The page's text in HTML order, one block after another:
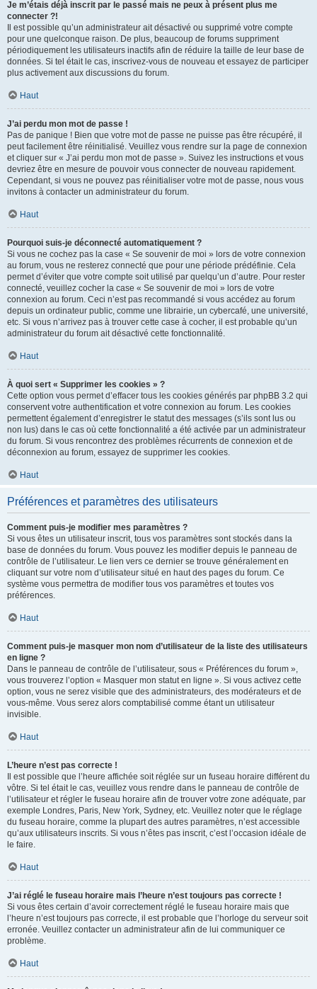
Je m’étais déjà inscrit par le passé mais ne peux à présent plus me
connecter ?!
Il est possible qu’un administrateur ait désactivé ou supprimé votre compte
pour une quelconque raison. De plus, beaucoup de forums suppriment
périodiquement les utilisateurs inactifs afin de réduire la taille de leur base de
données. Si tel était le cas, inscrivez-vous de nouveau et essayez de participer
plus activement aux discussions du forum.
Haut
J’ai perdu mon mot de passe !
Pas de panique ! Bien que votre mot de passe ne puisse pas être récupéré, il
peut facilement être réinitialisé. Veuillez vous rendre sur la page de connexion
et cliquer sur « J’ai perdu mon mot de passe ». Suivez les instructions et vous
devriez être en mesure de pouvoir vous connecter de nouveau rapidement.
Cependant, si vous ne pouvez pas réinitialiser votre mot de passe, nous vous
invitons à contacter un administrateur du forum.
Haut
Pourquoi suis-je déconnecté automatiquement ?
Si vous ne cochez pas la case « Se souvenir de moi » lors de votre connexion
au forum, vous ne resterez connecté que pour une période prédéfinie. Cela
permet d’éviter que votre compte soit utilisé par quelqu’un d’autre. Pour rester
connecté, veuillez cocher la case « Se souvenir de moi » lors de votre
connexion au forum. Ceci n’est pas recommandé si vous accédez au forum
depuis un ordinateur public, comme une librairie, un cybercafé, une université,
etc. Si vous n’arrivez pas à trouver cette case à cocher, il est probable qu’un
administrateur du forum ait désactivé cette fonctionnalité.
Haut
À quoi sert « Supprimer les cookies » ?
Cette option vous permet d’effacer tous les cookies générés par phpBB 3.2 qui
conservent votre authentification et votre connexion au forum. Les cookies
permettent également d’enregistrer le statut des messages (s’ils sont lus ou
non lus) dans le cas où cette fonctionnalité a été activée par un administrateur
du forum. Si vous rencontrez des problèmes récurrents de connexion et de
déconnexion au forum, essayez de supprimer les cookies.
Haut
Préférences et paramètres des utilisateurs
Comment puis-je modifier mes paramètres ?
Si vous êtes un utilisateur inscrit, tous vos paramètres sont stockés dans la
base de données du forum. Vous pouvez les modifier depuis le panneau de
contrôle de l’utilisateur. Le lien vers ce dernier se trouve généralement en
cliquant sur votre nom d’utilisateur situé en haut des pages du forum. Ce
système vous permettra de modifier tous vos paramètres et toutes vos
préférences.
Haut
Comment puis-je masquer mon nom d’utilisateur de la liste des utilisateurs
en ligne ?
Dans le panneau de contrôle de l’utilisateur, sous « Préférences du forum »,
vous trouverez l’option « Masquer mon statut en ligne ». Si vous activez cette
option, vous ne serez visible que des administrateurs, des modérateurs et de
vous-même. Vous serez alors comptabilisé comme étant un utilisateur
invisible.
Haut
L’heure n’est pas correcte !
Il est possible que l’heure affichée soit réglée sur un fuseau horaire différent du
vôtre. Si tel était le cas, veuillez vous rendre dans le panneau de contrôle de
l’utilisateur et régler le fuseau horaire afin de trouver votre zone adéquate, par
exemple Londres, Paris, New York, Sydney, etc. Veuillez noter que le réglage
du fuseau horaire, comme la plupart des autres paramètres, n’est accessible
qu’aux utilisateurs inscrits. Si vous n’êtes pas inscrit, c’est l’occasion idéale de
le faire.
Haut
J’ai réglé le fuseau horaire mais l’heure n’est toujours pas correcte !
Si vous êtes certain d’avoir correctement réglé le fuseau horaire mais que
l’heure n’est toujours pas correcte, il est probable que l’horloge du serveur soit
erronée. Veuillez contacter un administrateur afin de lui communiquer ce
problème.
Haut